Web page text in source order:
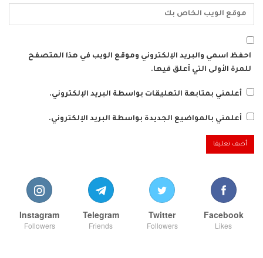
احفظ اسمي والبريد الإلكتروني وموقع الويب في هذا المتصفح
للمرة الأولى التي أعلق فيها.
أعلمني بمتابعة التعليقات بواسطة البريد الإلكتروني.
أعلمني بالمواضيع الجديدة بواسطة البريد الإلكتروني.
Facebook
Likes
Twitter
Followers
Telegram
Friends
Instagram
Followers